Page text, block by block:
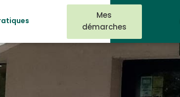
Mes
démarches